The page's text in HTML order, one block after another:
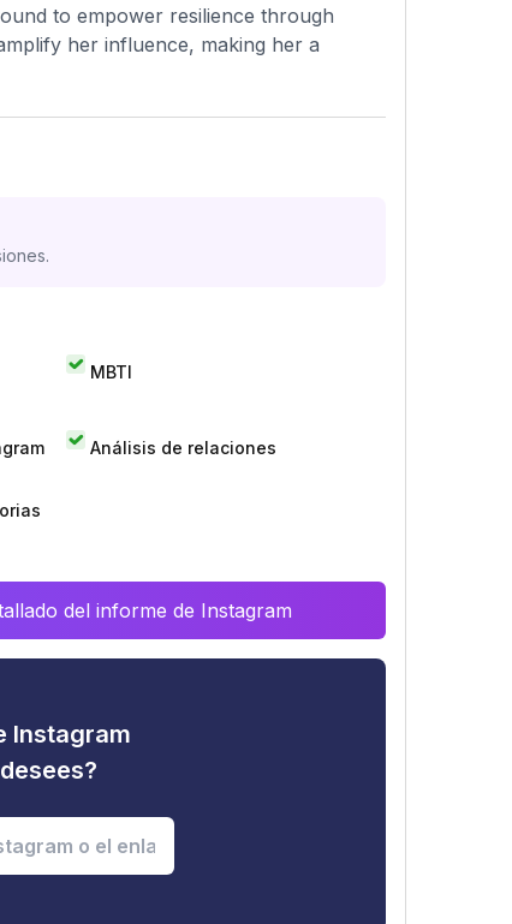
to empower resilience through
her influence, making her a
MBTI
Análisis de relaciones
del informe de Instagram
Instagram